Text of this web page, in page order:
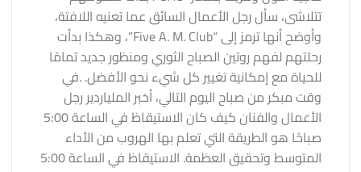
تتلاشى، سأل رجل الأعمال السائق عما تعنيه اللافتة،
وأوضح أنها ترمز إلى “Five A. M. Club”، وهكذا بدأت
رحلتهم لفهم روتين الصباح الثوري ومنظور جديد تمامًا
للحياة مع إمكانية تغيير كل شيء نحو الأفضل. .في
وقت مبكر من صباح اليوم التالي، أخبر الملياردير رجل
الأعمال والفنان كيف كان الاستيقاظ في
الساعة 5:00
صباحًا هو الطريقة التي تعلم بها الهروب من الأداء
المتوسط ​​وتحقيق العظمة. الاستيقاظ في الساعة 5:00